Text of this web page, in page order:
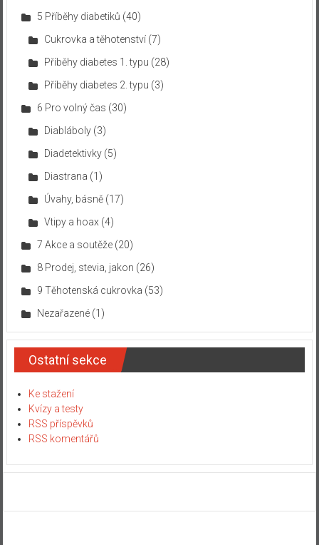
5 Příběhy diabetiků (40)
Cukrovka a těhotenství(7)
Příběhy diabetes 1. typu (28)
Příběhy diabetes 2. typu (3)
6 Pro volný čas (30)
Diabláboly(3)
Diadetektivky(5)
Diastrana (1)
Úvahy, básně(17)
Vtipy a hoax (4)
7 Akce a soutěže(20)
8 Prodej, stevia, jakon (26)
9 Těhotenská cukrovka (53)
Nezařazené(1)
Ostatní sekce
Ke stažení
Kvízy a testy
RSS příspěvků
RSS komentářů